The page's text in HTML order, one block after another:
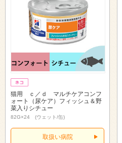
猫用 ｃ／ｄ マルチケアコンフ
ォート（尿ケア）フィッシュ＆野
菜入りシチュー
82G×24 (ウェット/缶)
取扱い病院